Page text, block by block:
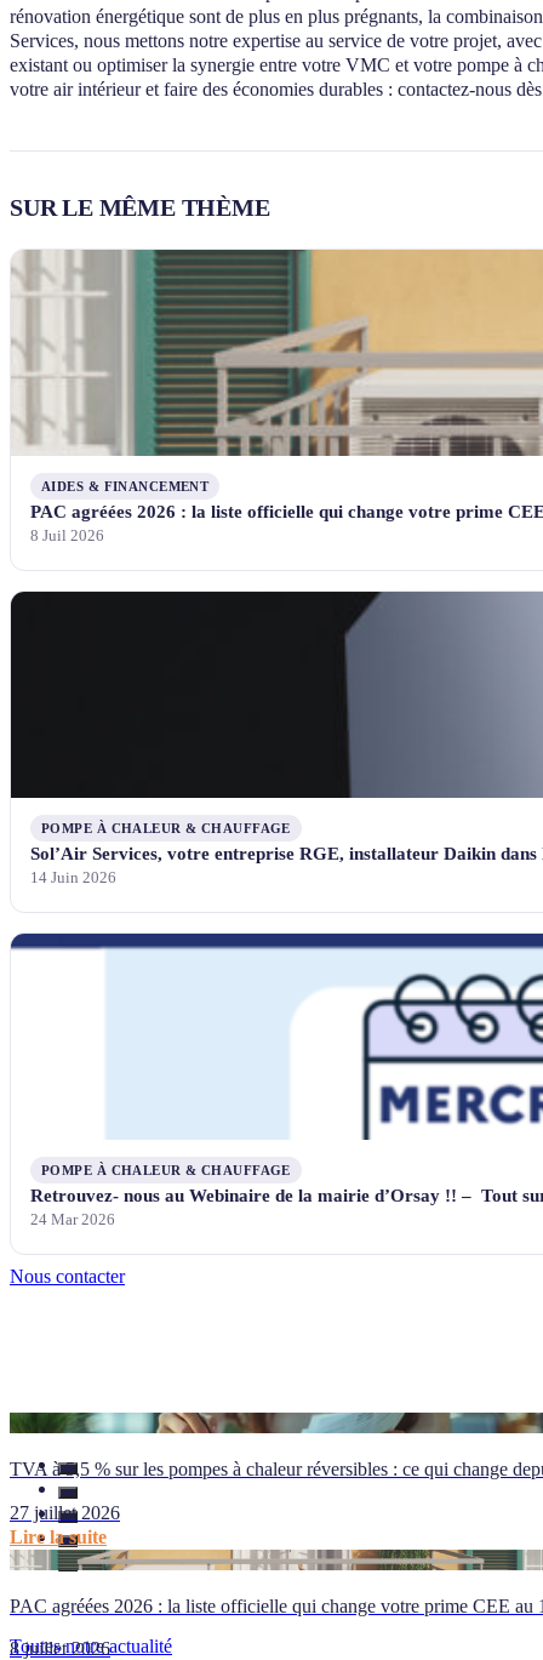
rénovation énergétique sont de plus en plus prégnants, la
Services, nous mettons notre expertise au service de votre projet,
existant ou optimiser la synergie entre votre VMC et votre pompe à
votre air intérieur et faire des économies durables : contactez-nous
SUR LE MÊME THÈME
AIDES & FINANCEMENT
PAC agréées 2026 : la liste officielle qui change votre prime
8 Juil 2026
POMPE À CHALEUR & CHAUFFAGE
Sol’Air Services, votre entreprise RGE, installateur Daikin dans
14 Juin 2026
POMPE À CHALEUR & CHAUFFAGE
Retrouvez- nous au Webinaire de la mairie d’Orsay !! – Tout
24 Mar 2026
Nous contacter
TVA à 5,5 % sur les pompes à chaleur réversibles : ce qui change
27 juillet 2026
Lire la suite
PAC agréées 2026 : la liste officielle qui change votre prime CEE au
8 juillet 2026
Toutes notre actualité